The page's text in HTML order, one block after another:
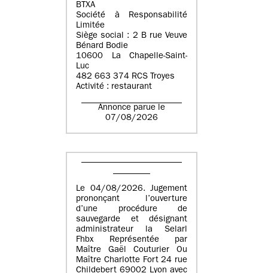
BTXA
Société à Responsabilité
Limitée
Siège social : 2 B rue Veuve
Bénard Bodie
10600 La Chapelle-Saint-
Luc
482 663 374 RCS Troyes
Activité : restaurant
Annonce parue le
07/08/2026
Le 04/08/2026. Jugement
prononçant l’ouverture
d’une procédure de
sauvegarde et désignant
administrateur la Selarl
Fhbx Représentée par
Maître Gaël Couturier Ou
Maître Charlotte Fort 24 rue
Childebert 69002 Lyon avec